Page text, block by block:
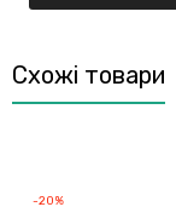
Схожі товари
-20%